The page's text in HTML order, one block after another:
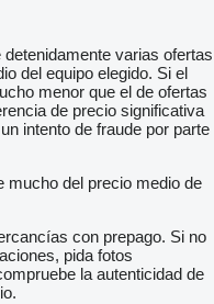
varias ofertas
del equipo elegido. Si el
menor que el de ofertas
de precio significativa
intento de fraude por parte
mucho del precio medio de
con prepago. Si no
pida fotos
la autenticidad de